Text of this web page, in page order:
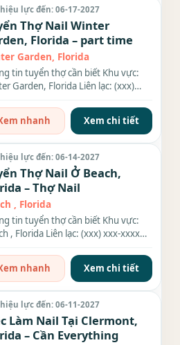
lực đến: 06-17-2027
Thợ Nail Winter
Florida – part time
Garden, Florida
tin tuyển thợ cần biết Khu vực:
Garden, Florida Liên lạc: (xxx)
nhanh
Xem chi tiết
lực đến: 06-14-2027
Thợ Nail Ở Beach,
– Thợ Nail
, Florida
tin tuyển thợ cần biết Khu vực:
, Florida Liên lạc: (xxx) xxx-xxxx
nhanh
Xem chi tiết
lực đến: 06-11-2027
Làm Nail Tại Clermont,
– Cần Everything